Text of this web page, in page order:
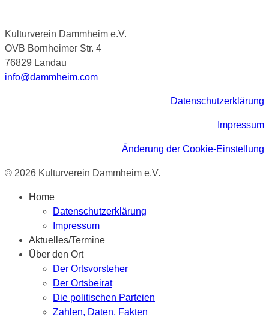
Kulturverein Dammheim e.V.
OVB Bornheimer Str. 4
76829 Landau
info@dammheim.com
Datenschutzerklärung
Impressum
Änderung der Cookie-Einstellung
© 2026 Kulturverein Dammheim e.V.
Home
Datenschutzerklärung
Impressum
Aktuelles/Termine
Über den Ort
Der Ortsvorsteher
Der Ortsbeirat
Die politischen Parteien
Zahlen, Daten, Fakten